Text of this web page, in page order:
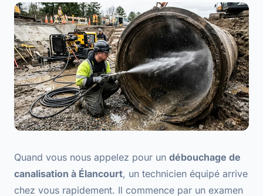
Quand vous nous appelez pour un débouchage de
canalisation à Élancourt, un technicien équipé arrive
chez vous rapidement. Il commence par un examen